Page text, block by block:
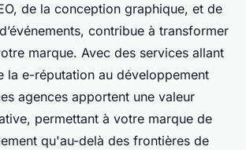
de la conception graphique, et de
contribue à transformer
marque. Avec des services allant
la e-réputation au développement
agences apportent une valeur
permettant à votre marque de
qu'au-delà des frontières de